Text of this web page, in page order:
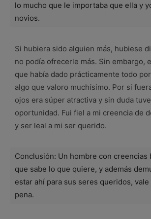
lo mucho que le importaba que ella y
novios.
Si hubiera sido alguien más, hubiese
no podía ofrecerle más. Sin embargo,
que había dado prácticamente todo
algo que valoro muchísimo. Por si
ojos era súper atractiva y sin duda
oportunidad. Fui fiel a mi creencia de
y ser leal a mi ser querido.
Conclusión: Un hombre con creencias
que sabe lo que quiere, y además
estar ahí para sus seres queridos,
pena.